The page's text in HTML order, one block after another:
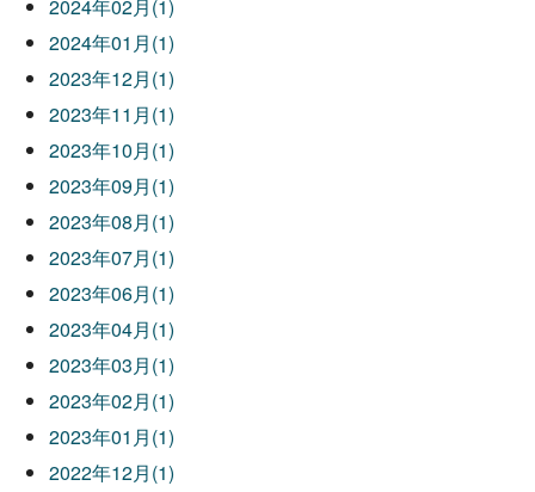
2024年02月(1)
2024年01月(1)
2023年12月(1)
2023年11月(1)
2023年10月(1)
2023年09月(1)
2023年08月(1)
2023年07月(1)
2023年06月(1)
2023年04月(1)
2023年03月(1)
2023年02月(1)
2023年01月(1)
2022年12月(1)